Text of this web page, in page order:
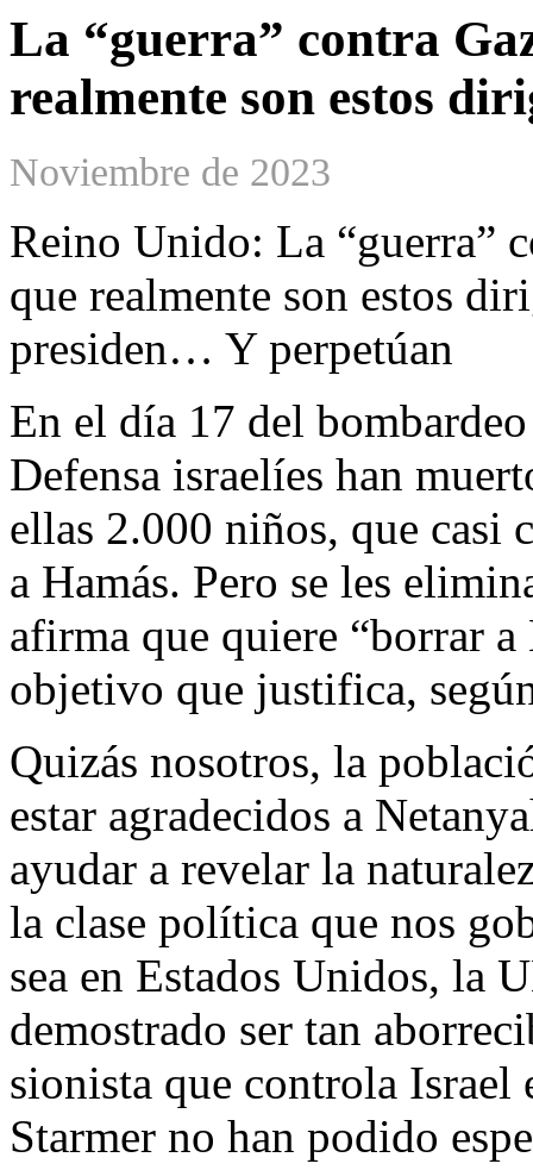
La “guerra” contra
realmente son estos
Noviembre de 2023
Reino Unido: La “guerra”
que realmente son estos
presiden… Y perpetúan
En el día 17 del
Defensa israelíes han
ellas 2.000 niños, que casi
a Hamás. Pero se les
afirma que quiere “borrar
objetivo que justifica,
Quizás nosotros, la
estar agradecidos a
ayudar a revelar la
la clase política que nos
sea en Estados Unidos, la
demostrado ser tan
sionista que controla Israel
Starmer no han podido